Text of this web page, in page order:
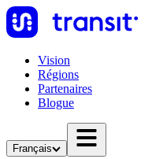
Vision
Régions
Partenaires
Blogue
Français